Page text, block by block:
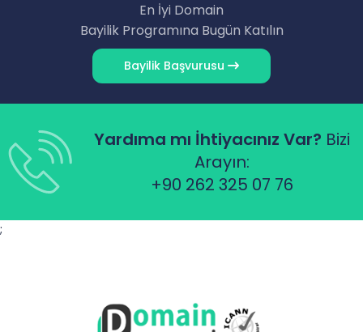
En İyi Domain
Bayilik Programına Bugün Katılın
Bayilik Başvurusu
Yardıma mı İhtiyacınız Var? Bizi
Arayın:
+90 262 325 07 76
;